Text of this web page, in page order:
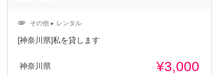
attachment その他 ▸ レンタル
[神奈川県]私を貸します
神奈川県 ¥3,000